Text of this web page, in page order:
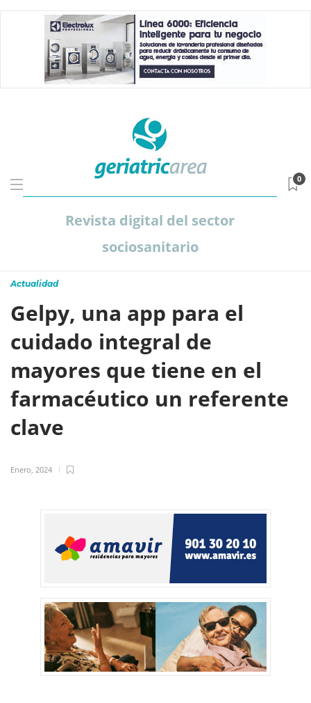
Revista digital del sector
sociosanitario
0
Actualidad
Gelpy, una app para el
cuidado integral de
mayores que tiene en el
farmacéutico un referente
clave
Enero, 2024